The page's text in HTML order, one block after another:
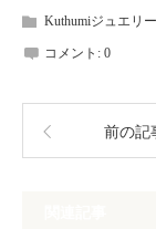
Kuthumiジュエリー
コメント: 0
前の記